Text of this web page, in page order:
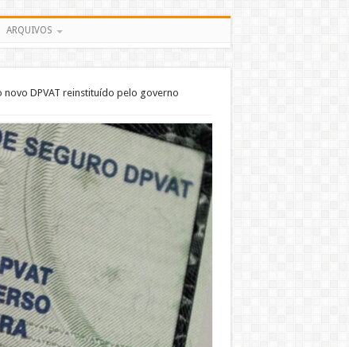
ARQUIVOS
DPVAT reinstituído pelo governo